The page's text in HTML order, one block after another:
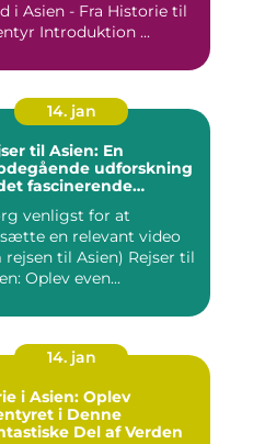
i Asien - Fra Historie til
Eventyr Introduktion ...
14. jan
til Asien: En
udforskning
fascinerende
venligst for at
en relevant video
til Asien) Rejser til
Oplev even...
14. jan
i Asien: Oplev
i Denne
Del af Verden